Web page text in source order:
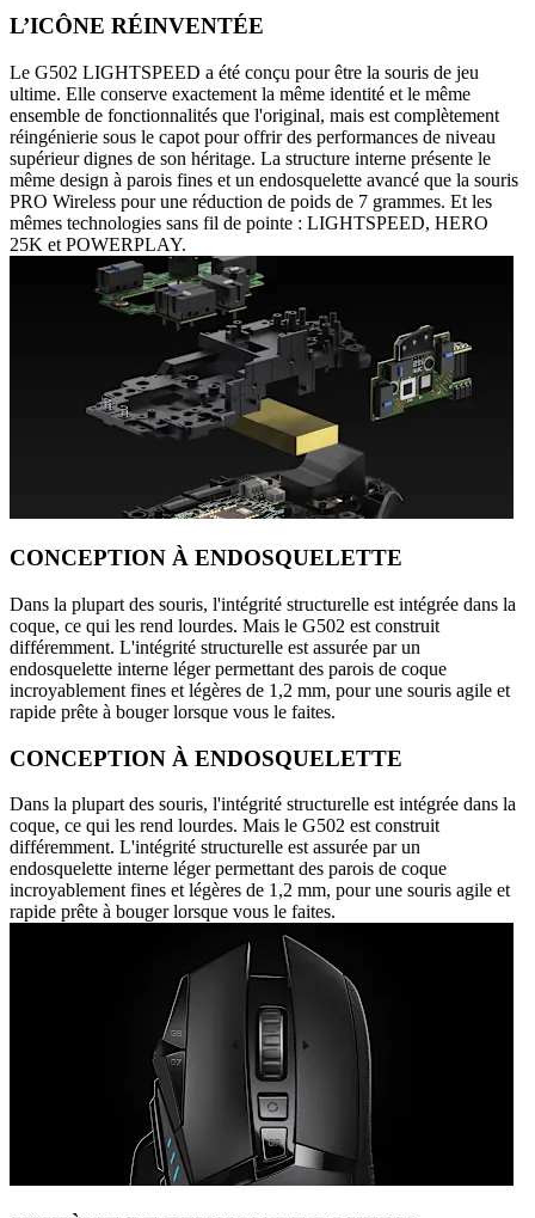
L’ICÔNE RÉINVENTÉE
Le G502 LIGHTSPEED a été conçu pour être la souris de jeu
ultime. Elle conserve exactement la même identité et le même
ensemble de fonctionnalités que l'original, mais est complètement
réingénierie sous le capot pour offrir des performances de niveau
supérieur dignes de son héritage. La structure interne présente le
même design à parois fines et un endosquelette avancé que la souris
PRO Wireless pour une réduction de poids de 7 grammes. Et les
mêmes technologies sans fil de pointe : LIGHTSPEED, HERO
25K et POWERPLAY.
CONCEPTION À ENDOSQUELETTE
Dans la plupart des souris, l'intégrité structurelle est intégrée dans la
coque, ce qui les rend lourdes. Mais le G502 est construit
différemment. L'intégrité structurelle est assurée par un
endosquelette interne léger permettant des parois de coque
incroyablement fines et légères de 1,2 mm, pour une souris agile et
rapide prête à bouger lorsque vous le faites.
CONCEPTION À ENDOSQUELETTE
Dans la plupart des souris, l'intégrité structurelle est intégrée dans la
coque, ce qui les rend lourdes. Mais le G502 est construit
différemment. L'intégrité structurelle est assurée par un
endosquelette interne léger permettant des parois de coque
incroyablement fines et légères de 1,2 mm, pour une souris agile et
rapide prête à bouger lorsque vous le faites.